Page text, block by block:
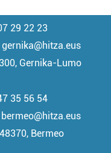
29 22 23
Gernika-Lumo
35 56 54
Bermeo